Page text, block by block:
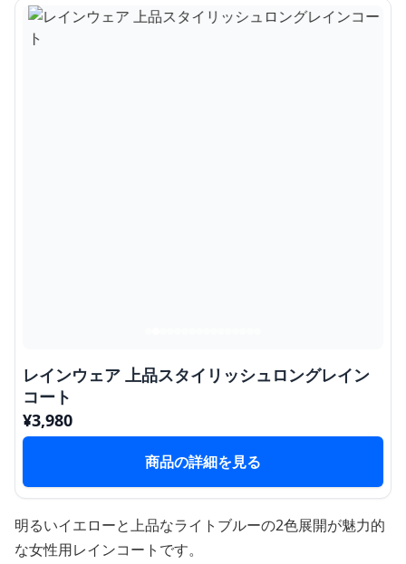
レインウェア 上品スタイリッシュロングレイン
コート
¥3,980
商品の詳細を見る
明るいイエローと上品なライトブルーの2色展開が魅力的
な女性用レインコートです。